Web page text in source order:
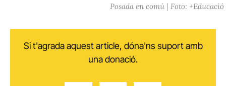
Posada en comú | Foto: +Educació
Si t'agrada aquest article, dóna'ns suport amb
una donació.